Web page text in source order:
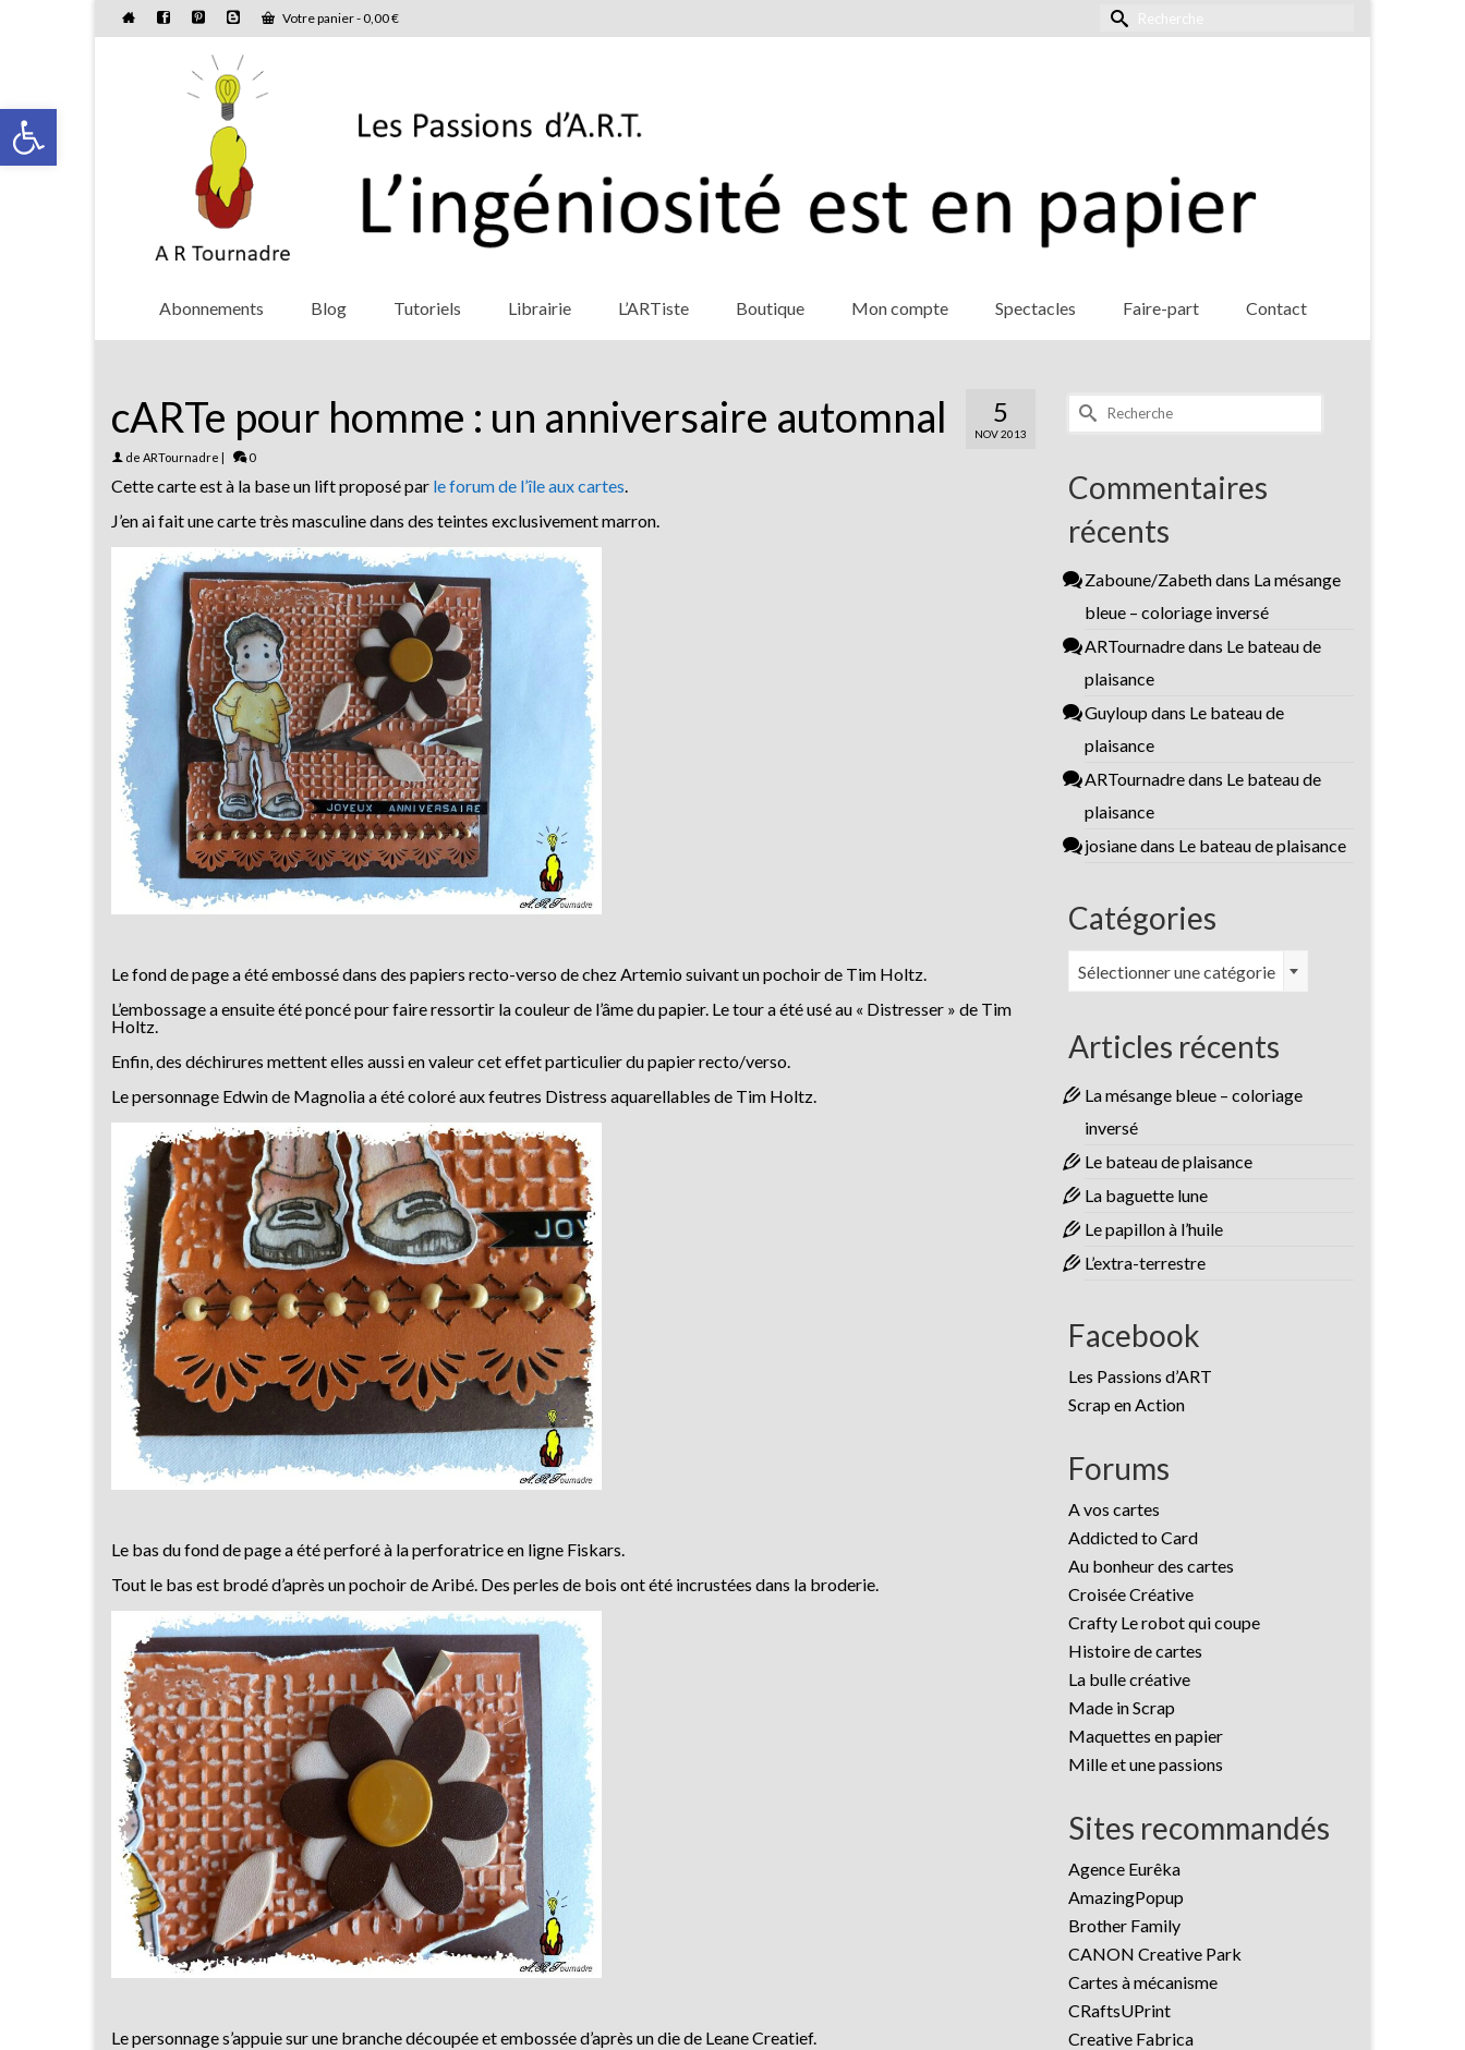
Ouvrir la barre d’outils
Votre panier-0,00€ Rechercher :
Abonnements Blog Tutoriels Librairie L’ARTiste Boutique Mon compte Spectacles Faire-part Contact
5
NOV 2013
cARTe pour homme : un anniversaire automnal
de ARTournadre | 0
Cette carte est à la base un lift proposé par le forum de l’île aux cartes
J’en ai fait une carte très masculine dans des teintes exclusivement marron.
Le fond de page a été embossé dans des papiers recto-verso de chez Artemio suivant un pochoir de Tim Holtz.
L’embossage a ensuite été poncé pour faire ressortir la couleur de l’âme du papier. Le tour a été usé au « Distresser » de Tim
Holtz.
Enfin, des déchirures mettent elles aussi en valeur cet effet particulier du papier recto/verso.
Le personnage Edwin de Magnolia a été coloré aux feutres Distress aquarellables de Tim Holtz.
Le bas du fond de page a été perforé à la perforatrice en ligne Fiskars.
Tout le bas est brodé d’après un pochoir de Aribé. Des perles de bois ont été incrustées dans la broderie.
Le personnage s’appuie sur une branche découpée et embossée d’après un die de Leane Creatief.
Rechercher :
Commentaires
récents
Zaboune/Zabethdans La mésange
bleue – coloriage inversé
ARTournadredans Le bateau de
plaisance
Guyloup dans Le bateau de
plaisance
ARTournadredans Le bateau de
plaisance
josianedans Le bateau de plaisance
Catégories
Catégories
Sélectionner une catégorie
Articles récents
La mésange bleue – coloriage
inversé
Le bateau de plaisance
La baguette lune
Le papillon à l’huile
L’extra-terrestre
Facebook
Les Passions d’ART
Scrap en Action
Forums
A vos cartes
Addicted to Card
Au bonheur des cartes
Croisée Créative
Crafty Le robot qui coupe
Histoire de cartes
La bulle créative
Made in Scrap
Maquettes en papier
Mille et une passions
Sites recommandés
Agence Eurêka
AmazingPopup
Brother Family
CANON Creative Park
Cartes à mécanisme
CRaftsUPrint
Creative Fabrica